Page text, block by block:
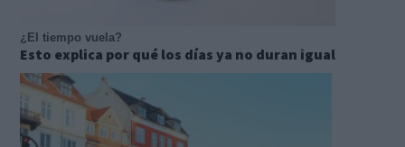
¿El tiempo vuela?
Esto explica por qué los días ya no duran igual